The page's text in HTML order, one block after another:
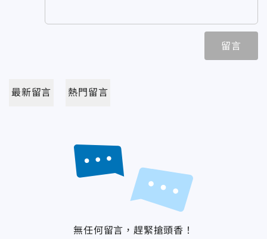
留言
最新留言 熱門留言
無任何留言，趕緊搶頭香！